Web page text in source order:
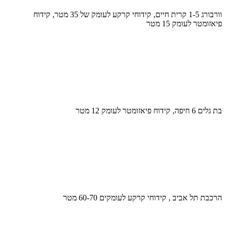
וורבורג 1-5 קרית חיים, קידוחי קרקע לעומק של 35 מטר, קידוח
פיאזומטר לעומק 15 מטר
בת גלים 6 חיפה, קידוח פיאזומטר לעומק 12 מטר
הרכבת תל אביב , קידוחי קרקע לעומקים 60-70 מטר